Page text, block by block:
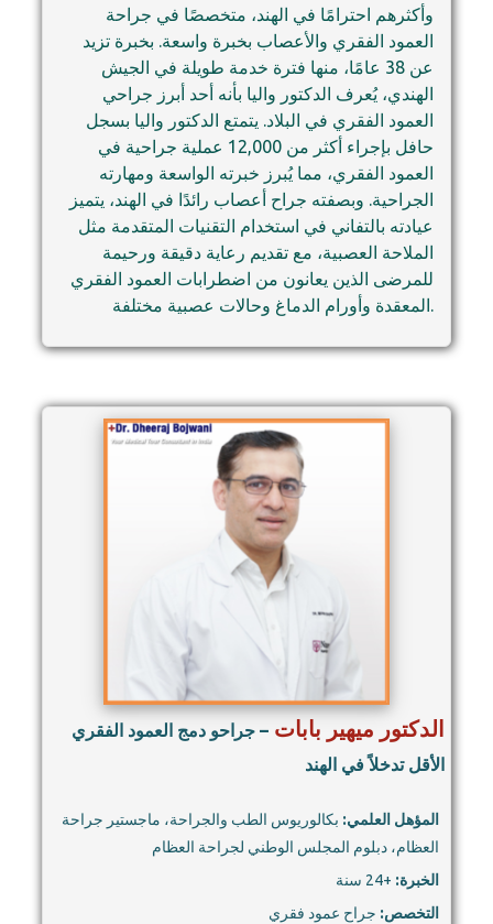
وأكثرهم احترامًا في الهند، متخصصًا في جراحة
العمود الفقري والأعصاب بخبرة واسعة. بخبرة تزيد
عن 38 عامًا، منها فترة خدمة طويلة في الجيش
الهندي، يُعرف الدكتور واليا بأنه أحد أبرز جراحي
العمود الفقري في البلاد. يتمتع الدكتور واليا بسجل
حافل بإجراء أكثر من 12,000 عملية جراحية في
العمود الفقري، مما يُبرز خبرته الواسعة ومهارته
الجراحية. وبصفته جراح أعصاب رائدًا في الهند، يتميز
عيادته بالتفاني في استخدام التقنيات المتقدمة مثل
الملاحة العصبية، مع تقديم رعاية دقيقة ورحيمة
للمرضى الذين يعانون من اضطرابات العمود الفقري
المعقدة وأورام الدماغ وحالات عصبية مختلفة.
الدكتور ميهير بابات – جراحو دمج العمود الفقري
الأقل تدخلاً في الهند
المؤهل العلمي: بكالوريوس الطب والجراحة، ماجستير جراحة
العظام، دبلوم المجلس الوطني لجراحة العظام
الخبرة: +24 سنة
التخصص: جراح عمود فقري